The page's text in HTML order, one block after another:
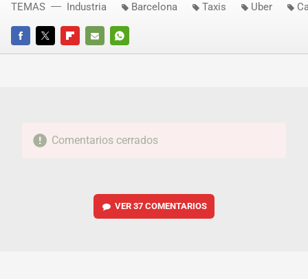
FACEBOOKTWITTERFLIPBOARD
E-
WHATSAPP
TEMAS Industria Barcelona Taxis Uber
Comentarios cerrados
VER 37 COMENTARIOS